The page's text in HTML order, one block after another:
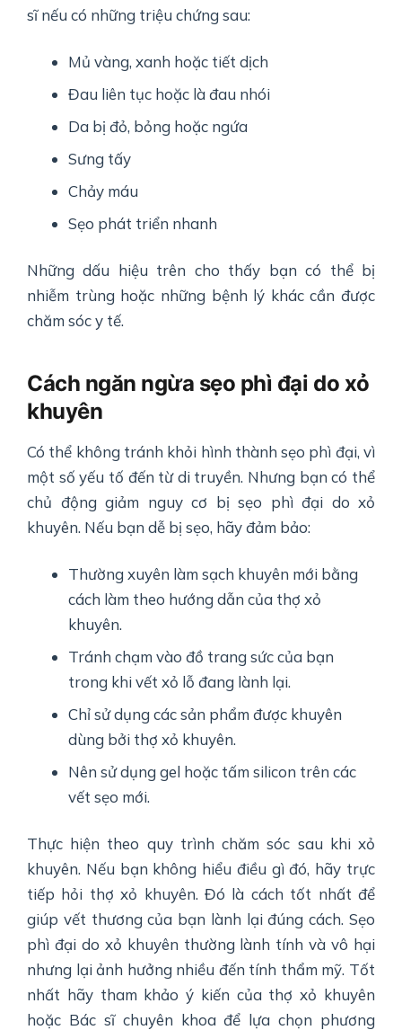
sĩ nếu có những triệu chứng sau:
Mủ vàng, xanh hoặc tiết dịch
Đau liên tục hoặc là đau nhói
Da bị đỏ, bỏng hoặc ngứa
Sưng tấy
Chảy máu
Sẹo phát triển nhanh
Những dấu hiệu trên cho thấy bạn có thể bị
nhiễm trùng hoặc những bệnh lý khác cần được
chăm sóc y tế.
Cách ngăn ngừa sẹo phì đại do xỏ
khuyên
Có thể không tránh khỏi hình thành sẹo phì đại, vì
một số yếu tố đến từ di truyền. Nhưng bạn có thể
chủ động giảm nguy cơ bị sẹo phì đại do xỏ
khuyên. Nếu bạn dễ bị sẹo, hãy đảm bảo:
Thường xuyên làm sạch khuyên mới bằng
cách làm theo hướng dẫn của thợ xỏ
khuyên.
Tránh chạm vào đồ trang sức của bạn
trong khi vết xỏ lỗ đang lành lại.
Chỉ sử dụng các sản phẩm được khuyên
dùng bởi thợ xỏ khuyên.
Nên sử dụng gel hoặc tấm silicon trên các
vết sẹo mới.
Thực hiện theo quy trình chăm sóc sau khi xỏ
khuyên. Nếu bạn không hiểu điều gì đó, hãy trực
tiếp hỏi thợ xỏ khuyên. Đó là cách tốt nhất để
giúp vết thương của bạn lành lại đúng cách. Sẹo
phì đại do xỏ khuyên thường lành tính và vô hại
nhưng lại ảnh hưởng nhiều đến tính thẩm mỹ. Tốt
nhất hãy tham khảo ý kiến của thợ xỏ khuyên
hoặc Bác sĩ chuyên khoa để lựa chọn phương